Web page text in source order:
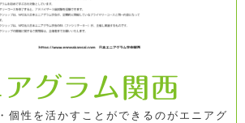
グラム関西
個性を活かすことができるのがエニアグ